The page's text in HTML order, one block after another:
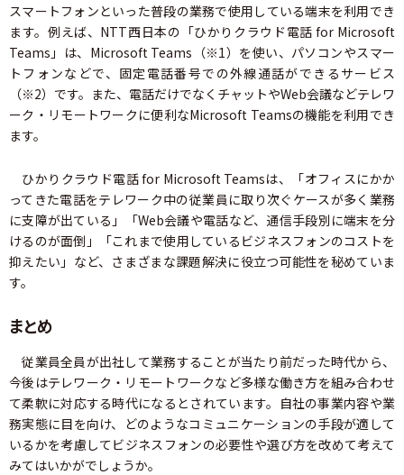
スマートフォンといった普段の業務で使用している端末を利用でき
ます。例えば、NTT西日本の「ひかりクラウド電話 for Microsoft
Teams」は、Microsoft Teams（※1）を使い、パソコンやスマー
トフォンなどで、固定電話番号での外線通話ができるサービス
（※2）です。また、電話だけでなくチャットやWeb会議などテレワ
ーク・リモートワークに便利なMicrosoft Teamsの機能を利用でき
ます。
ひかりクラウド電話 for Microsoft Teamsは、「オフィスにかか
ってきた電話をテレワーク中の従業員に取り次ぐケースが多く業務
に支障が出ている」「Web会議や電話など、通信手段別に端末を分
けるのが面倒」「これまで使用しているビジネスフォンのコストを
抑えたい」など、さまざまな課題解決に役立つ可能性を秘めていま
す。
まとめ
従業員全員が出社して業務することが当たり前だった時代から、
今後はテレワーク・リモートワークなど多様な働き方を組み合わせ
て柔軟に対応する時代になるとされています。自社の事業内容や業
務実態に目を向け、どのようなコミュニケーションの手段が適して
いるかを考慮してビジネスフォンの必要性や選び方を改めて考えて
みてはいかがでしょうか。